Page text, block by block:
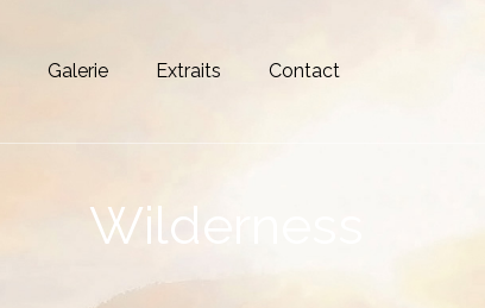
Galerie Extraits Contact
Wilderness